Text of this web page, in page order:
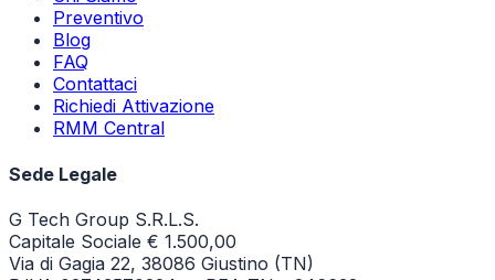
Preventivo
Blog
FAQ
Contattaci
Richiedi Attivazione
RMM Central
Sede Legale
G Tech Group S.R.L.S.
Capitale Sociale € 1.500,00
Via di Gagia 22, 38086 Giustino (TN)